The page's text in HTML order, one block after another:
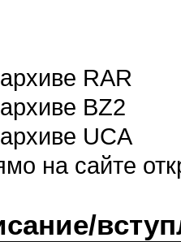
RAR
BZ2
UCA
на сайте